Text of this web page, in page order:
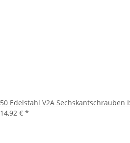
50 Edelstahl V2A Sechskantschrauben
14,92 € *